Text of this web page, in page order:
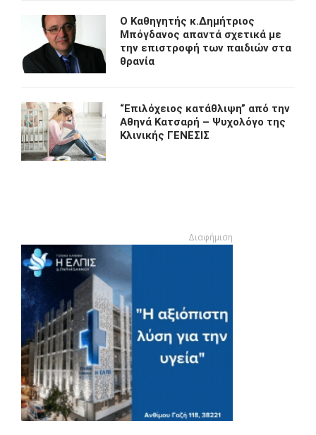
O Kαθηγητής κ.Δημήτριος
Μπόγδανος απαντά σχετικά με
την επιστροφή των παιδιών στα
θρανία
“Eπιλόχειος κατάθλιψη” από την
Αθηνά Κατσαρή – Ψυχολόγο της
Κλινικής ΓΕΝΕΣΙΣ
Διαφήμιση